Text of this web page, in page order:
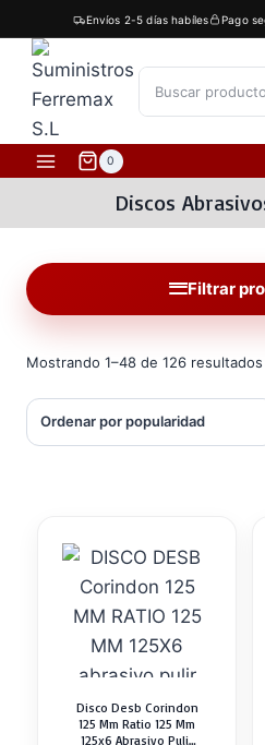
al
contenido
Envíos 2-5 días habíles Pago
0
Discos
Filtrar
Mostrando 1–48 de 126 resultados
Disco Desb Corindon
125 Mm Ratio 125 Mm
125x6 Abrasivo Pulir